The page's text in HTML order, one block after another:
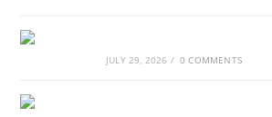
JULY 29, 2026 / 0 COMMENTS